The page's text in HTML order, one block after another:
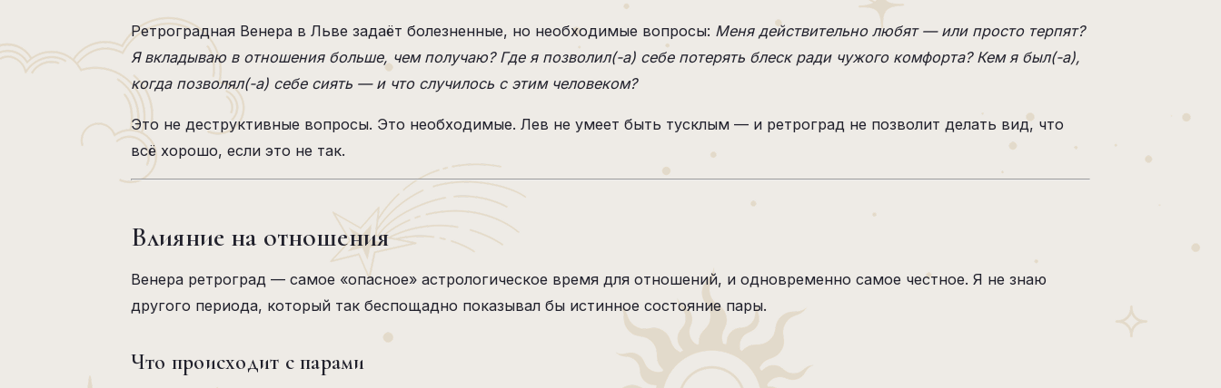
Ретроградная Венера в Льве задаёт болезненные, но необходимые вопросы: Меня действительно любят — или просто терпят?
Я вкладываю в отношения больше, чем получаю? Где я позволил(-а) себе потерять блеск ради чужого комфорта? Кем я был(-а),
когда позволял(-а) себе сиять — и что случилось с этим человеком?
Это не деструктивные вопросы. Это необходимые. Лев не умеет быть тусклым — и ретроград не позволит делать вид, что
всё хорошо, если это не так.
Влияние на отношения
Венера ретроград — самое «опасное» астрологическое время для отношений, и одновременно самое честное. Я не знаю
другого периода, который так беспощадно показывал бы истинное состояние пары.
Что происходит с парами